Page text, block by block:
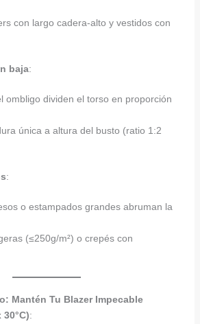
con largo cadera-alto y vestidos con
baja:
ombligo dividen el torso en proporción
única a altura del busto (ratio 1:2
:
o estampados grandes abruman la
(≤250g/m²) o crepés con
Mantén Tu Blazer Impecable
: